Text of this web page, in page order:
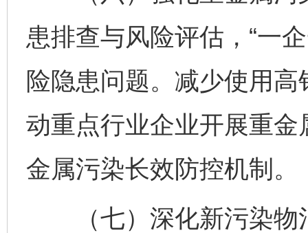
患排查与风险评估，“一
险隐患问题。减少使用
动重点行业企业开展重
金属污染长效防控机制。
（七）深化新污染物